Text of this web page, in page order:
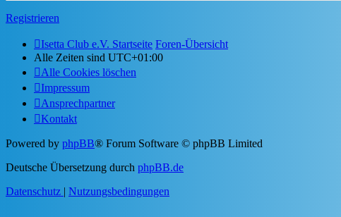
Registrieren
Isetta Club e.V. Startseite Foren-Übersicht
Alle Zeiten sind UTC+01:00
Alle Cookies löschen
Impressum
Ansprechpartner
Kontakt
Powered by phpBB® Forum Software © phpBB Limited
Deutsche Übersetzung durch phpBB.de
Datenschutz | Nutzungsbedingungen